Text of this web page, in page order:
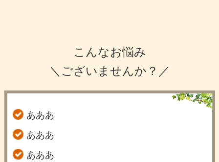
こんなお悩み
＼ございませんか？／
あああ
あああ
あああ